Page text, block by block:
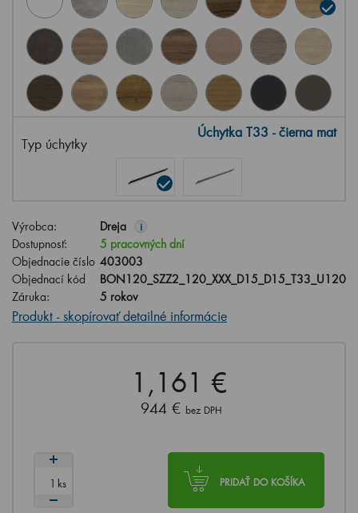
Typ úchytky
Úchytka T33 - čierna mat
Výrobca: Dreja i
Dostupnosť:
5 pracovných dní
Objednacie číslo 403003
Objednací kód
BON120_SZZ2_120_XXX_D15_D15_T33_U120
Záruka:
5 rokov
Produkt - skopírovať detailné informácie
1,161 €
944 € bez DPH
PRIDAŤ DO KOŠÍKA
ks